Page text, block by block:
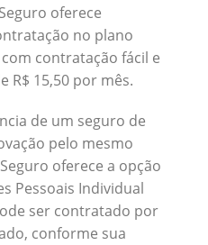
oferece
no plano
contratação fácil e
R$ 15,50 por mês.
de um seguro de
pelo mesmo
oferece a opção
Pessoais Individual
ser contratado por
conforme sua